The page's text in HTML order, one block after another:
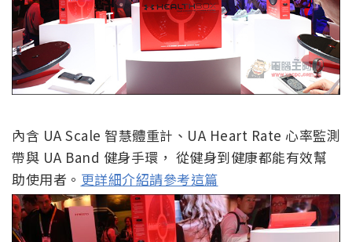
內含 UA Scale 智慧體重計、UA Heart Rate 心率監測
帶與 UA Band 健身手環， 從健身到健康都能有效幫
助使用者。 更詳細介紹請參考這篇